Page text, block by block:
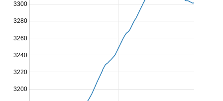
3200
3220
3240
3260
3280
3300